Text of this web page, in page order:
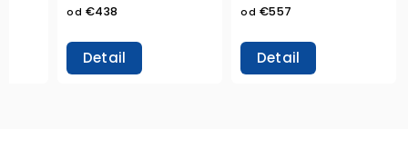
od €438
Detail
od €557
Detail